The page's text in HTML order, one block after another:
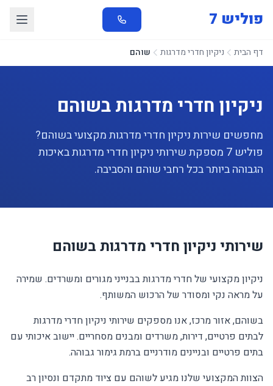
פוליש 7
דף הבית ניקיון חדרי מדרגות שוהם
ניקיון חדרי מדרגות בשוהם
מחפשים שירות ניקיון חדרי מדרגות מקצועי בשוהם?
פוליש 7 מספקת שירותי ניקיון חדרי מדרגות באיכות
הגבוהה ביותר בכל רחבי שוהם והסביבה.
שירותי ניקיון חדרי מדרגות בשוהם
ניקיון מקצועי של חדרי מדרגות בבנייני מגורים ומשרדים. שמירה
על מראה נקי ומסודר של הרכוש המשותף.
בשוהם, אזור מרכז, אנו מספקים שירותי ניקיון חדרי מדרגות
לבתים פרטיים, דירות, משרדים ומבנים מסחריים. יישוב איכותי עם
בתים פרטיים ובניינים מודרניים ברמת גימור גבוהה.
הצוות המקצועי שלנו מגיע לשוהם עם ציוד מתקדם ונסיון רב